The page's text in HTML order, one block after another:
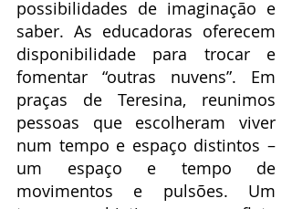
possibilidades de imaginação e
saber. As educadoras oferecem
disponibilidade para trocar e
fomentar “outras nuvens”. Em
praças de Teresina, reunimos
pessoas que escolheram viver
num tempo e espaço distintos –
um espaço e tempo de
movimentos e pulsões. Um